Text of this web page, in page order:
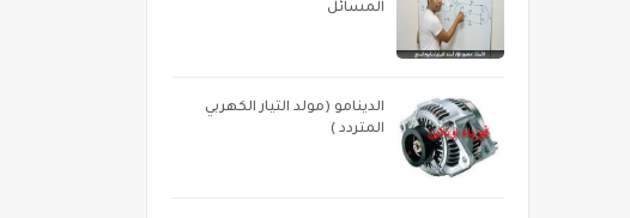
المسائل
الدينامو (مولد التيار الكهربي
المتردد )